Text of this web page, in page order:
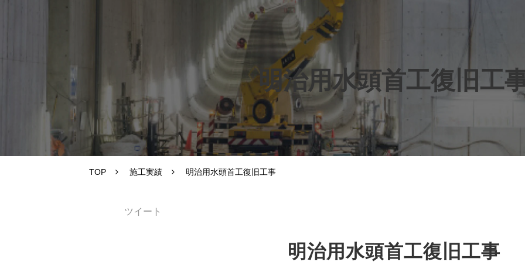
明治用水頭首工復旧工
TOP 施工実績 明治用水頭首工復旧工事
ツイート
明治用水頭首工復旧工事